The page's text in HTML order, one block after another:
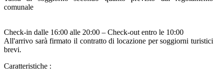
comunale
Check-in dalle 16:00 alle 20:00 – Check-out entro le 10:00
All'arrivo sarà firmato il contratto di locazione per soggiorni turistici
brevi.
Caratteristiche :